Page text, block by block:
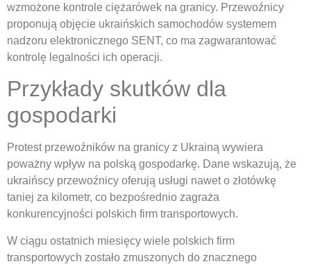
wzmożone kontrole ciężarówek na granicy. Przewoźnicy
proponują objęcie ukraińskich samochodów systemem
nadzoru elektronicznego SENT, co ma zagwarantować
kontrolę legalności ich operacji.
Przykłady skutków dla
gospodarki
Protest przewoźników na granicy z Ukrainą wywiera
poważny wpływ na polską gospodarkę. Dane wskazują, że
ukraińscy przewoźnicy oferują usługi nawet o złotówkę
taniej za kilometr, co bezpośrednio zagraża
konkurencyjności polskich firm transportowych.
W ciągu ostatnich miesięcy wiele polskich firm
transportowych zostało zmuszonych do znacznego